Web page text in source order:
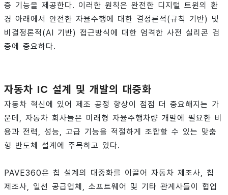
증 기능을 제공한다. 이러한 원칙은 완전한 디지털 트윈의 환
경 아래에서 안전한 자율주행에 대한 결정론적(규칙 기반) 및
비결정론적(AI 기반) 접근방식에 대한 엄격한 사전 실리콘 검
증에 중요하다.
자동차 IC 설계 및 개발의 대중화
자동차 혁신에 있어 제조 공정 향상이 점점 더 중요해지는 가
운데, 자동차 회사들은 미래형 자율주행차량 개발에 필요한 비
용과 전력, 성능, 고급 기능을 적절하게 조합할 수 있는 맞춤
형 반도체 설계에 주목하고 있다.
PAVE360은 칩 설계의 대중화를 이끌어 자동차 제조사, 칩
제조사, 일선 공급업체, 소프트웨어 및 기타 관계사들이 협업